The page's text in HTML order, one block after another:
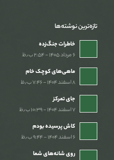
تازه‌ترین نوشته‌ها
خاطرات جنگ‌‌زده
۶ مرداد ۱۴۰۵ - ۲:۵۴ ب٫ظ
ماهی‌های کوچک خام
۸ اسفند ۱۴۰۴ - ۷:۴۶ ب٫ظ
جای تمرکز
۷ اسفند ۱۴۰۴ - ۱۰:۳۹ ب٫ظ
کاش پرسیده بودم
۶ اسفند ۱۴۰۴ - ۹:۴۴ ب٫ظ
روی شانه‌های شما